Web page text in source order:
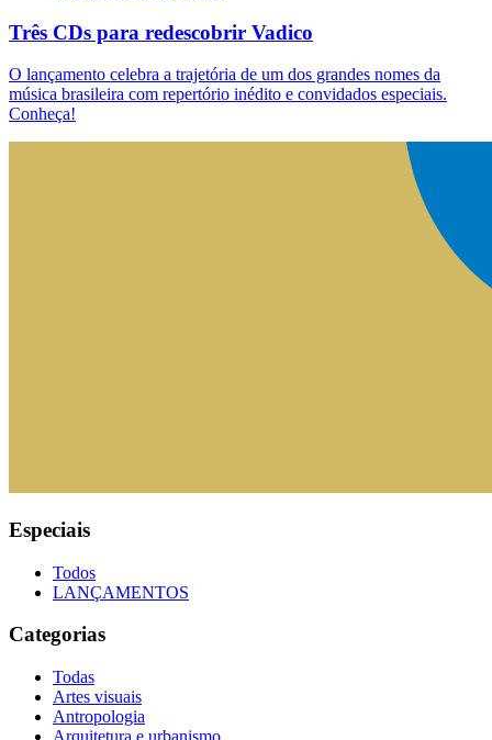
Três CDs para redescobrir Vadico
O lançamento celebra a trajetória de um dos grandes nomes da
música brasileira com repertório inédito e convidados especiais.
Conheça!
Especiais
Todos
LANÇAMENTOS
Categorias
Todas
Artes visuais
Antropologia